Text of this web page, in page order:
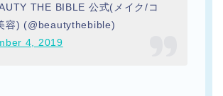
THE BIBLE 公式(メイク/コ
容) (@beautythebible)
4, 2019